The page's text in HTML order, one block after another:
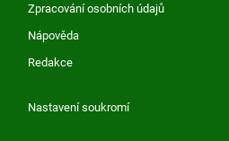
Zpracování osobních údajů
Nápověda
Redakce
Nastavení soukromí